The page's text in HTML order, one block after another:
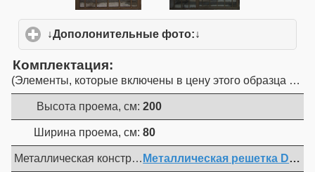
↓Дополонительные фото:↓
Комплектация
Элементы, которые включены в цену этого образца
Высота проема, см:200
Ширина проема, см:80
Металлическая конструкция :Металлическая решетка D12